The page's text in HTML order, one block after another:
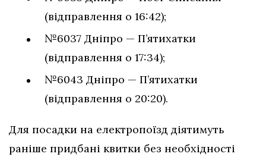
(відправлення о 16:42);
№6037 Дніпро — П’ятихатки
(відправлення о 17:34);
№6043 Дніпро — П’ятихатки
(відправлення о 20:20).
Для посадки на електропоїзд діятимуть
раніше придбані квитки без необхідності